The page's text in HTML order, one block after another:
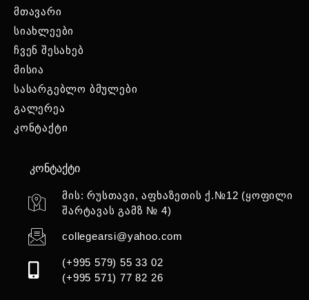
მთავარი
სიახლეები
ჩვენ შესახებ
მისია
სასარგებლო ბმულები
გალერეა
კონტაქტი
კონტაქტი
მის: რუსთავი, აფხაზეთის ქ.№12 (ყოფილი
შარტავას გამზ № 4)
collegearsi@yahoo.com
(+995 579) 55 33 02
(+995 571) 77 82 26